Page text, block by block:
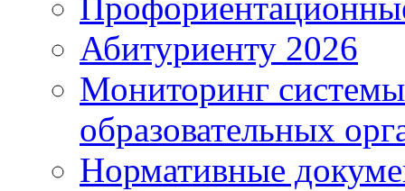
Абитуриенту 2026
Мониторинг
образовательных
Нормативные